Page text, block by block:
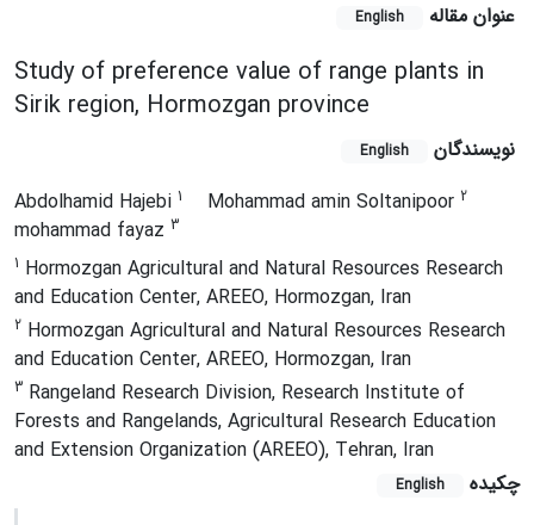
عنوان مقاله English
Study of preference value of range plants in
Sirik region, Hormozgan province
نویسندگان English
Abdolhamid Hajebi 1 Mohammad amin Soltanipoor 2
mohammad fayaz 3
1 Hormozgan Agricultural and Natural Resources Research
and Education Center, AREEO, Hormozgan, Iran
2 Hormozgan Agricultural and Natural Resources Research
and Education Center, AREEO, Hormozgan, Iran
3 Rangeland Research Division, Research Institute of
Forests and Rangelands, Agricultural Research Education
and Extension Organization (AREEO), Tehran, Iran
چکیده
English